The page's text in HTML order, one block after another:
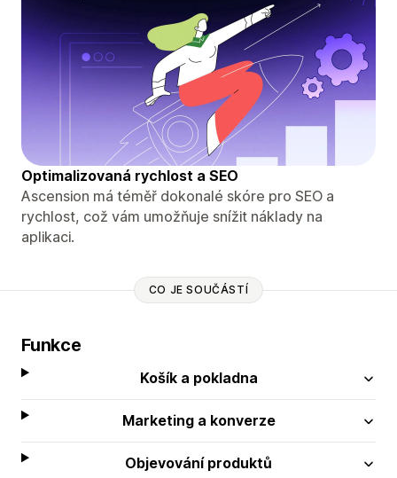
Optimalizovaná rychlost a SEO
Ascension má téměř dokonalé skóre pro SEO a
rychlost, což vám umožňuje snížit náklady na
aplikaci.
CO JE SOUČÁSTÍ
Funkce
Košík a pokladna
Marketing a konverze
Objevování produktů